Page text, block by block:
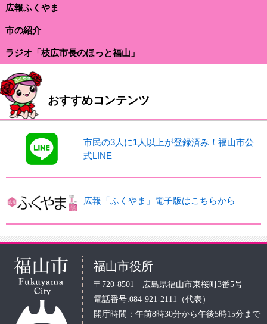
広報ふくやま
市の紹介
ラジオ「枝広市長のほっと福山」
おすすめコンテンツ
市民の3人に1人以上が登録済み！福山市公
式LINE
広報「ふくやま」電子版はこちらから
福山市役所
〒720-8501 広島県福山市東桜町3番5号
電話番号:084-921-2111（代表）
開庁時間：午前8時30分から午後5時15分まで